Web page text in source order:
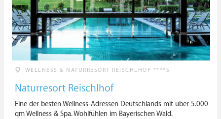
WELLNESS & NATURRESORT REISCHLHOF ****S
Naturresort Reischlhof
Eine der besten Wellness-Adressen Deutschlands mit über 5.000
qm Wellness & Spa. Wohlfühlen im Bayerischen Wald.